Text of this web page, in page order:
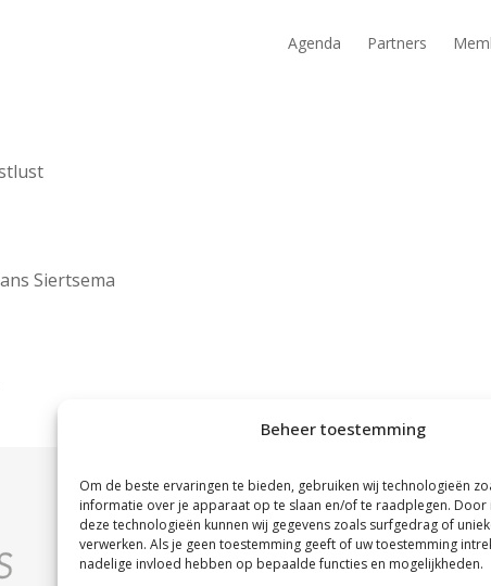
Beheer toestemming
Om de beste ervaringen te bieden, gebruiken wij technologieën
informatie over je apparaat op te slaan en/of te raadplegen. Door
deze technologieën kunnen wij gegevens zoals surfgedrag of
verwerken. Als je geen toestemming geeft of uw toestemming
nadelige invloed hebben op bepaalde functies en mogelijkheden.
Agenda Partners
Siertsema